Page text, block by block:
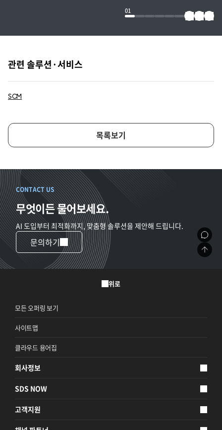
01
관련 솔루션·서비스
SCM
목록보기
CONTACT US
무엇이든 물어보세요.
AI 도입부터 최적화까지, 맞춤형 솔루션을 제안해 드립니다.
문의하기
위로
모든 오퍼링 보기
사이트맵
클라우드 용어집
회사정보
SDS NOW
고객지원